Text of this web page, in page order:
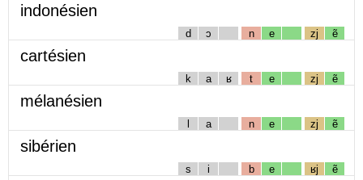
indonésien
d ɔ n e zj ẽ
cartésien
k a ʁ t e zj ẽ
mélanésien
l a n e zj ẽ
sibérien
s i b e ʁj ẽ